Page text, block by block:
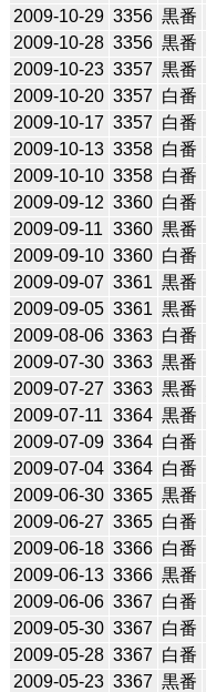
2009-10-29 3356 黒番
2009-10-28 3356 黒番
2009-10-23 3357 黒番
2009-10-20 3357 白番
2009-10-17 3357 白番
2009-10-13 3358 白番
2009-10-10 3358 白番
2009-09-12 3360 白番
2009-09-11 3360 黒番
2009-09-10 3360 白番
2009-09-07 3361 黒番
2009-09-05 3361 黒番
2009-08-06 3363 白番
2009-07-30 3363 黒番
2009-07-27 3363 黒番
2009-07-11 3364 黒番
2009-07-09 3364 白番
2009-07-04 3364 白番
2009-06-30 3365 黒番
2009-06-27 3365 白番
2009-06-18 3366 白番
2009-06-13 3366 黒番
2009-06-06 3367 白番
2009-05-30 3367 白番
2009-05-28 3367 白番
2009-05-23 3367 黒番